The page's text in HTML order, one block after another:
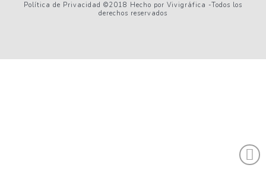
Política de Privacidad ©2018 Hecho por Vivigráfica -Todos los
derechos reservados